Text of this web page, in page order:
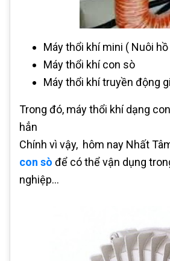
Máy thổi khí mini ( Nuôi
Máy thổi khí con sò
Máy thổi khí truyền động
Trong đó, máy thổi khí dạng
hẳn
Chính vì vậy, hôm nay Nhất
con sò để có thể vận dụng
nghiệp…